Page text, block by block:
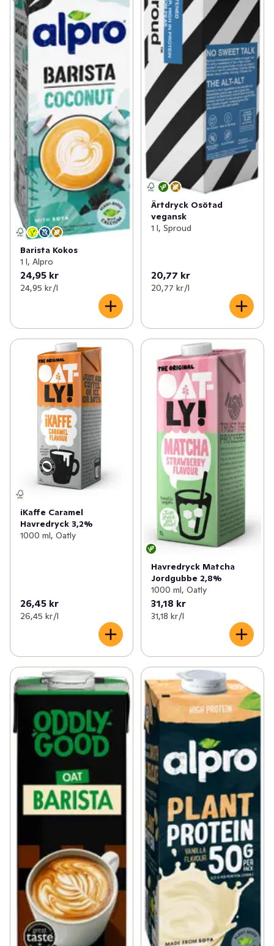
Barista Kokos
1 l, Alpro
24,95 kr
24,95 kr /l
Ärtdryck Osötad
vegansk
1 l, Sproud
20,77 kr
20,77 kr /l
iKaffe Caramel
Havredryck 3,2%
1000 ml, Oatly
26,45 kr
26,45 kr /l
Havredryck Matcha
Jordgubbe 2,8%
1000 ml, Oatly
31,18 kr
31,18 kr /l